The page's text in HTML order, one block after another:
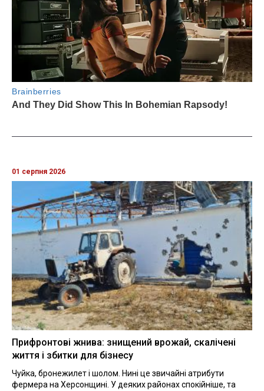
01 серпня 2026
Прифронтові жнива: знищений врожай, скалічені
життя і збитки для бізнесу
Чуйка, бронежилет і шолом. Нині це звичайні атрибути
фермера на Херсонщині. У деяких районах спокійніше, та